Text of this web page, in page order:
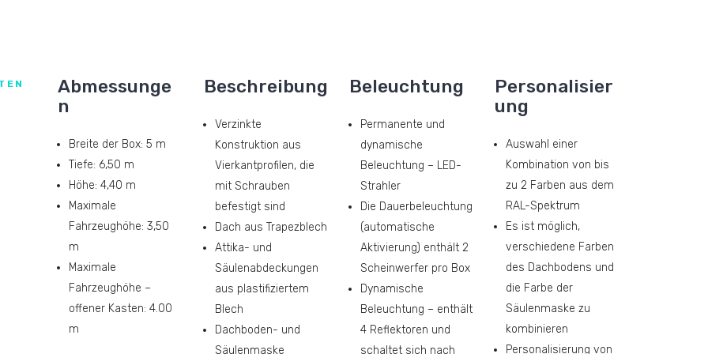
Abmessunge
n
Breite der Box: 5 m
Tiefe: 6,50 m
Höhe: 4,40 m
Maximale
Fahrzeughöhe: 3,50
m
Maximale
Fahrzeughöhe –
offener Kasten: 4.00
m
Beschreibung
Verzinkte
Konstruktion aus
Vierkantprofilen, die
mit Schrauben
befestigt sind
Dach aus Trapezblech
Attika- und
Säulenabdeckungen
aus plastifiziertem
Blech
Dachboden- und
Säulenmaske
Beleuchtung
Permanente und
dynamische
Beleuchtung – LED-
Strahler
Die Dauerbeleuchtung
(automatische
Aktivierung) enthält 2
Scheinwerfer pro Box
Dynamische
Beleuchtung – enthält
4 Reflektoren und
schaltet sich nach
Personalisier
ung
Auswahl einer
Kombination von bis
zu 2 Farben aus dem
RAL-Spektrum
Es ist möglich,
verschiedene Farben
des Dachbodens und
die Farbe der
Säulenmaske zu
kombinieren
Personalisierung von